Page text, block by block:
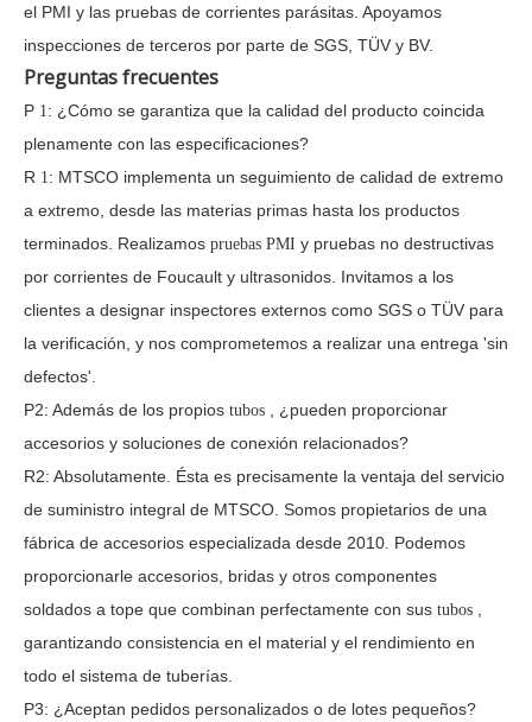
el PMI y las pruebas de corrientes parásitas. Apoyamos
inspecciones de terceros por parte de SGS, TÜV y BV.
Preguntas frecuentes
P 1 : ¿Cómo se garantiza que la calidad del producto coincida
plenamente con las especificaciones?
R 1 : MTSCO implementa un seguimiento de calidad de extremo
a extremo, desde las materias primas hasta los productos
terminados. Realizamos pruebas PMI y pruebas no destructivas
por corrientes de Foucault y ultrasonidos. Invitamos a los
clientes a designar inspectores externos como SGS o TÜV para
la verificación, y nos comprometemos a realizar una entrega 'sin
defectos'.
P2: Además de los propios tubos
, ¿pueden proporcionar
accesorios y soluciones de conexión relacionados?
R2: Absolutamente. Ésta es precisamente la ventaja del servicio
de suministro integral de MTSCO. Somos propietarios de una
fábrica de accesorios especializada desde 2010. Podemos
proporcionarle accesorios, bridas y otros componentes
soldados a tope que combinan perfectamente con sus tubos
garantizando consistencia en el material y el rendimiento en
todo el sistema de tuberías.
P3: ¿Aceptan pedidos personalizados o de lotes pequeños?